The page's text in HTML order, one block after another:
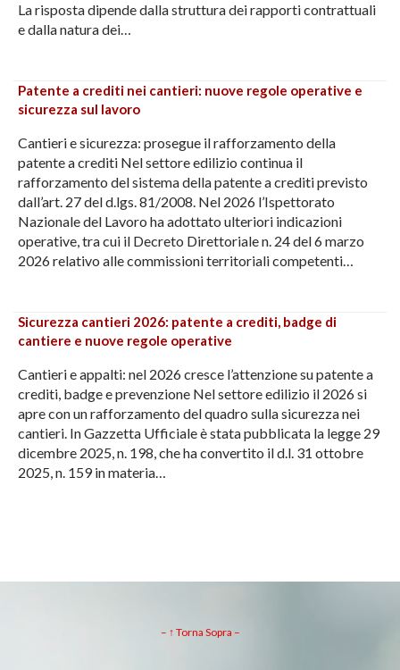
La risposta dipende dalla struttura dei rapporti contrattuali
e dalla natura dei…
Patente a crediti nei cantieri: nuove regole operative e
sicurezza sul lavoro
Cantieri e sicurezza: prosegue il rafforzamento della
patente a crediti Nel settore edilizio continua il
rafforzamento del sistema della patente a crediti previsto
dall’art. 27 del d.lgs. 81/2008. Nel 2026 l’Ispettorato
Nazionale del Lavoro ha adottato ulteriori indicazioni
operative, tra cui il Decreto Direttoriale n. 24 del 6 marzo
2026 relativo alle commissioni territoriali competenti…
Sicurezza cantieri 2026: patente a crediti, badge di
cantiere e nuove regole operative
Cantieri e appalti: nel 2026 cresce l’attenzione su patente a
crediti, badge e prevenzione Nel settore edilizio il 2026 si
apre con un rafforzamento del quadro sulla sicurezza nei
cantieri. In Gazzetta Ufficiale è stata pubblicata la legge 29
dicembre 2025, n. 198, che ha convertito il d.l. 31 ottobre
2025, n. 159 in materia…
– ↑ Torna Sopra –